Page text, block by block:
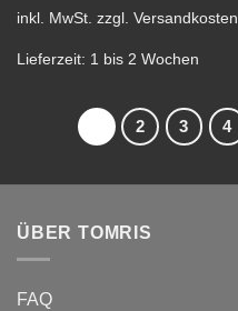
Produkt
mehrere
Die
Optionen
Produktseite
inkl. MwSt. zzgl. Versandkosten
Lieferzeit: 1 bis 2 Wochen
2 3 4
ÜBER TOMRIS
FAQ